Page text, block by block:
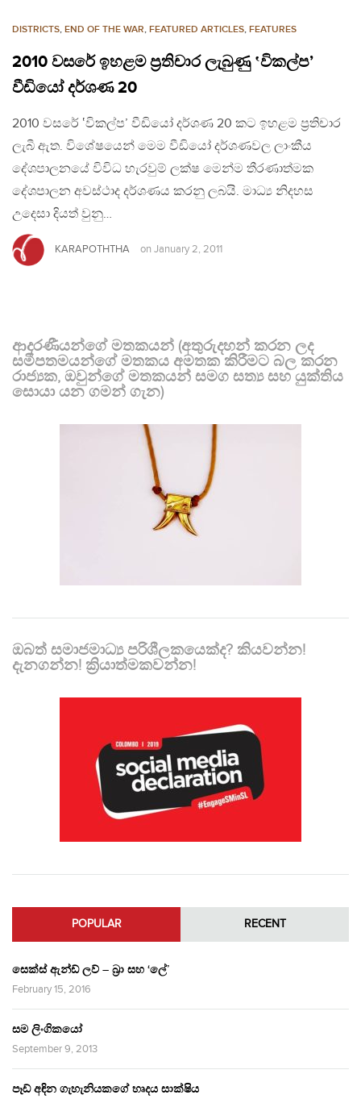
DISTRICTS, END OF THE WAR, FEATURED ARTICLES, FEATURES
2010 වසරේ ඉහළම ප්‍රතිචාර ලැබුණු ‛විකල්ප’
වීඩියෝ දර්ශණ 20
2010 වසරේ ‛විකල්ප’ වීඩියෝ දර්ශණ 20 කට ඉහළම ප්‍රතිචාර
ලැබී ඇත. විශේෂයෙන් මෙම වීඩියෝ දර්ශණවල ලාංකීය
දේශපාලනයේ විවිධ හැරවුම් ලක්ෂ මෙන්ම තීරණාත්මක
දේශපාලන අවස්ථාද දර්ශණය කරනු ලබයි. මාධ්‍ය නිදහස
උදෙසා දියත් වුනු…
KARAPOTHTHA on January 2, 2011
ආදරණීයන්ගේ මතකයන් (අතුරුදහන් කරන ලද
සමීපතමයන්ගේ මතකය අමතක කිරීමට බල කරන
රාජ්‍යක, ඔවුන්ගේ මතකයන් සමග සත්‍ය සහ යුක්තිය
සොයා යන ගමන් ගැන)
ඔබත් සමාජමාධ්‍ය පරිශීලකයෙක්ද? කියවන්න!
දැනගන්න! ක්‍රියාත්මකවන්න!
POPULAR RECENT
සෙක්ස් ඇන්ඩ් ලව් – බ්‍රා සහ ‘ලේ’
February 15, 2016
සම ලිංගිකයෝ
September 9, 2013
පෑඩ් අඳින ගැහැනියකගේ හෘදය සාක්ෂිය